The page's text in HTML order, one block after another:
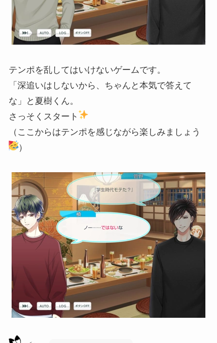
テンポを乱してはいけないゲームです。
「深追いはしないから、ちゃんと本気で答えて
な」と夏樹くん。
さっそくスタート
（ここからはテンポを感じながら楽しみましょう
）